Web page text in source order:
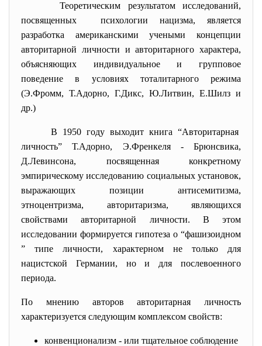
Теоретическим результатом исследований,
посвященных психологии нацизма, является
разработка американскими учеными концепции
авторитарной личности и авторитарного характера,
объясняющих индивидуальное и групповое
поведение в условиях тоталитарного режима
(Э.Фромм, Т.Адорно, Г.Дикс, Ю.Литвин, Е.Шилз и
др.)
В 1950 году выходит книга “Авторитарная
личность” Т.Адорно, Э.Френкеля - Брюнсвика,
Д.Левинсона, посвященная конкретному
эмпирическому исследованию социальных установок,
выражающих позиции антисемитизма,
этноцентризма, авторитаризма, являющихся
свойствами авторитарной личности. В этом
исследовании формируется гипотеза о “фашизоидном
” типе личности, характерном не только для
нацистской Германии, но и для послевоенного
периода.
По мнению авторов авторитарная личность
характеризуется следующим комплексом свойств:
конвенционализм - или тщательное соблюдение